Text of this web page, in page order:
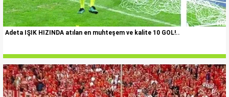
Adeta IŞIK HIZINDA atılan en muhteşem ve kalite 10 GOL!..